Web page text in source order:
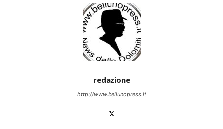
redazione
http://www.bellunopress.it